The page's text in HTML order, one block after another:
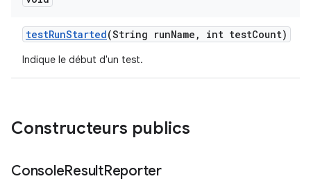
testRunStarted(String runName , int testCount)
Indique le début d'un test.
Constructeurs publics
ConsoleResultReporter